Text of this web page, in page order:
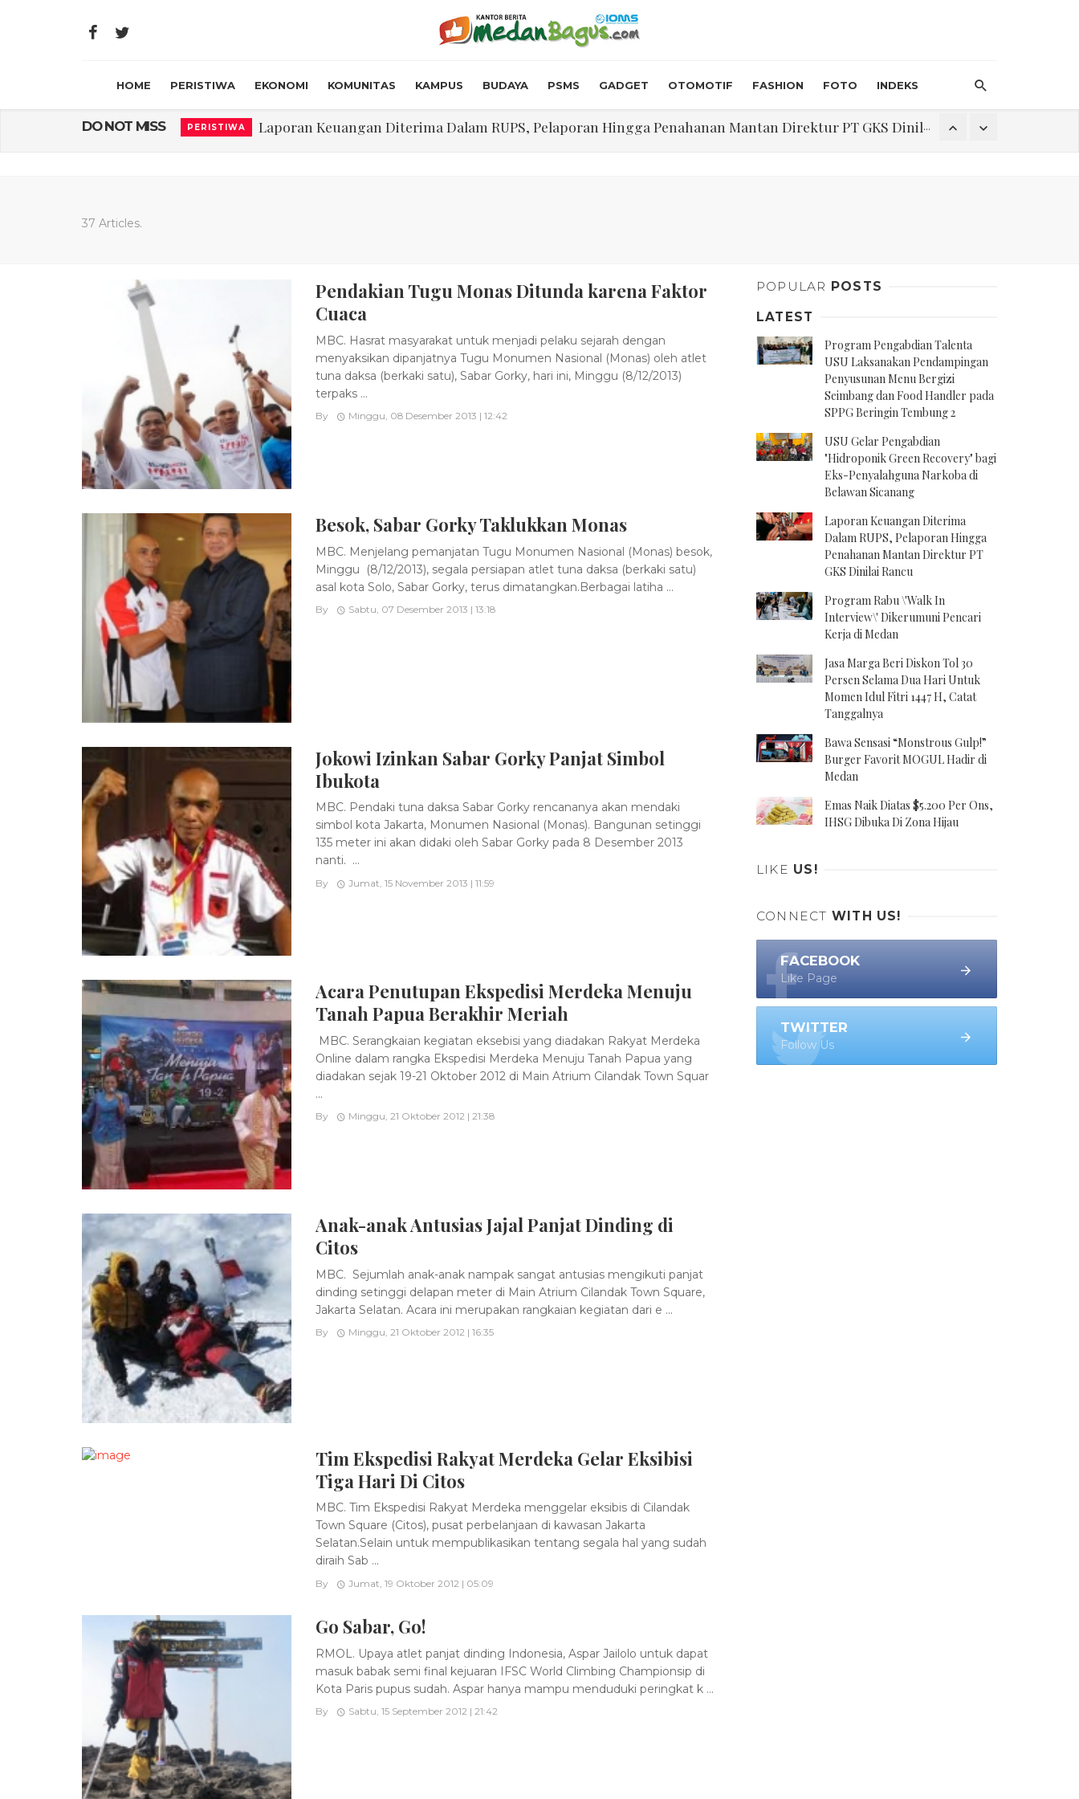
HOME PERISTIWA EKONOMI KOMUNITAS KAMPUS BUDAYA PSMS GADGET OTOMOTIF FASHION FOTO INDEKS
DO NOT MISS PERISTIWA Laporan Keuangan Diterima Dalam RUPS, Pelaporan Hingga Penahanan Mantan Direktur PT GKS Dinilai Rancu
USU Gelar Pengabdian "Hidroponik Green Recovery" bagi Eks-Penyalahguna Narkoba di Belawan Sicanang
37 Articles.
Pendakian Tugu Monas Ditunda karena Faktor
Cuaca
MBC. Hasrat masyarakat untuk menjadi pelaku sejarah dengan
menyaksikan dipanjatnya Tugu Monumen Nasional (Monas) oleh atlet
tuna daksa (berkaki satu), Sabar Gorky, hari ini, Minggu (8/12/2013)
terpaks ...
By Minggu, 08 Desember 2013 | 12:42
Besok, Sabar Gorky Taklukkan Monas
MBC. Menjelang pemanjatan Tugu Monumen Nasional (Monas) besok,
Minggu (8/12/2013), segala persiapan atlet tuna daksa (berkaki satu)
asal kota Solo, Sabar Gorky, terus dimatangkan.Berbagai latiha ...
By Sabtu, 07 Desember 2013 | 13:18
Jokowi Izinkan Sabar Gorky Panjat Simbol
Ibukota
MBC. Pendaki tuna daksa Sabar Gorky rencananya akan mendaki
simbol kota Jakarta, Monumen Nasional (Monas). Bangunan setinggi
135 meter ini akan didaki oleh Sabar Gorky pada 8 Desember 2013
nanti. ...
By Jumat, 15 November 2013 | 11:59
Acara Penutupan Ekspedisi Merdeka Menuju
Tanah Papua Berakhir Meriah
MBC. Serangkaian kegiatan eksebisi yang diadakan Rakyat Merdeka
Online dalam rangka Ekspedisi Merdeka Menuju Tanah Papua yang
diadakan sejak 19-21 Oktober 2012 di Main Atrium Cilandak Town Squar
...
By Minggu, 21 Oktober 2012 | 21:38
Anak-anak Antusias Jajal Panjat Dinding di
Citos
MBC. Sejumlah anak-anak nampak sangat antusias mengikuti panjat
dinding setinggi delapan meter di Main Atrium Cilandak Town Square,
Jakarta Selatan. Acara ini merupakan rangkaian kegiatan dari e ...
By Minggu, 21 Oktober 2012 | 16:35
Tim Ekspedisi Rakyat Merdeka Gelar Eksibisi
Tiga Hari Di Citos
MBC. Tim Ekspedisi Rakyat Merdeka menggelar eksibis di Cilandak
Town Square (Citos), pusat perbelanjaan di kawasan Jakarta
Selatan.Selain untuk mempublikasikan tentang segala hal yang sudah
diraih Sab ...
By Jumat, 19 Oktober 2012 | 05:09
Go Sabar, Go!
RMOL. Upaya atlet panjat dinding Indonesia, Aspar Jailolo untuk dapat
masuk babak semi final kejuaran IFSC World Climbing Championsip di
Kota Paris pupus sudah. Aspar hanya mampu menduduki peringkat k ...
By Sabtu, 15 September 2012 | 21:42
POPULAR POSTS
LATEST
Program Pengabdian Talenta
USU Laksanakan Pendampingan
Penyusunan Menu Bergizi
Seimbang dan Food Handler pada
SPPG Beringin Tembung 2
USU Gelar Pengabdian
"Hidroponik Green Recovery" bagi
Eks-Penyalahguna Narkoba di
Belawan Sicanang
Laporan Keuangan Diterima
Dalam RUPS, Pelaporan Hingga
Penahanan Mantan Direktur PT
GKS Dinilai Rancu
Program Rabu \'Walk In
Interview\' Dikerumuni Pencari
Kerja di Medan
Jasa Marga Beri Diskon Tol 30
Persen Selama Dua Hari Untuk
Momen Idul Fitri 1447 H, Catat
Tanggalnya
Bawa Sensasi “Monstrous Gulp!”
Burger Favorit MOGUL Hadir di
Medan
Emas Naik Diatas $5.200 Per Ons,
IHSG Dibuka Di Zona Hijau
LIKE US!
CONNECT WITH US!
FACEBOOK
Like Page
TWITTER
Follow Us